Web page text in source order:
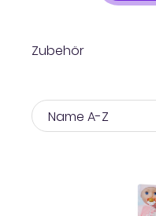
Zubehör